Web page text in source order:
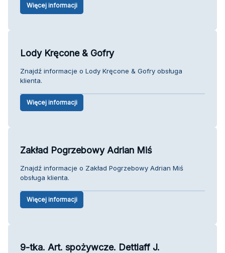
Więcej informacji
Lody Kręcone & Gofry
Znajdź informacje o Lody Kręcone & Gofry obsługa
klienta.
Więcej informacji
Zakład Pogrzebowy Adrian Miś
Znajdź informacje o Zakład Pogrzebowy Adrian Miś
obsługa klienta.
Więcej informacji
9-tka. Art. spożywcze. Dettlaff J.